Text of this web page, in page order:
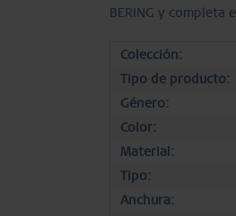
BERING y completa
Colección:
Tipo de producto:
Género:
Color:
Material:
Tipo:
Anchura: